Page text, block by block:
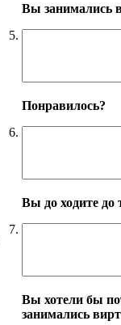
5.
Вы занимались
6.
Понравилось?
7.
Вы до ходите до
Вы хотели бы
занимались